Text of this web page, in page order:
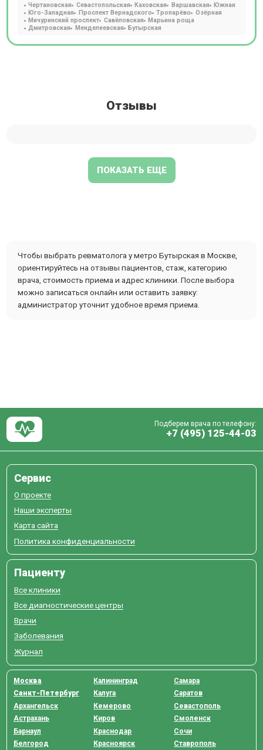
Чертановская Севастопольская Каховская Варшавская
Южная
Юго-Западная
Проспект Вернадского Тропарёво
Озёрная
Мичуринский проспект
Савёловская
Марьина роща
Дмитровская
Менделеевская Бутырская
Отзывы
ПОКАЗАТЬ ЕЩЕ
Чтобы выбрать ревматолога у метро Бутырская в Москве,
ориентируйтесь на отзывы пациентов, стаж, категорию
врача, стоимость приема и адрес клиники. После выбора
можно записаться онлайн или оставить заявку:
администратор уточнит удобное время приема.
Подберем врача по телефону:
+7 (495) 125-44-03
Сервис
О проекте
Наши эксперты
Карта сайта
Политика конфиденциальности
Пациенту
Все клиники
Все диагностические центры
Врачи
Заболевания
Журнал
Москва
Санкт-Петербург
Архангельск
Астрахань
Барнаул
Белгород
Калининград
Калуга
Кемерово
Киров
Краснодар
Красноярск
Самара
Саратов
Севастополь
Смоленск
Сочи
Ставрополь